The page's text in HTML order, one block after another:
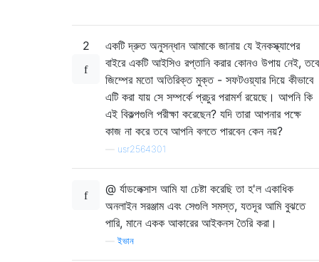
2
একটি দ্রুত অনুসন্ধান আমাকে জানায় যে ইনকস্ক্যাপের
বাইরে একটি আইসিও রপ্তানি করার কোনও উপায় নেই, তবে
জিম্পের মতো অতিরিক্ত মুক্ত - সফটওয়্যার দিয়ে কীভাবে
এটি করা যায় সে সম্পর্কে প্রচুর পরামর্শ রয়েছে। আপনি কি
এই বিকল্পগুলি পরীক্ষা করেছেন? যদি তারা আপনার পক্ষে
কাজ না করে তবে আপনি বলতে পারবেন কেন নয়?
usr2564301
@ র্যাডলেক্সাস আমি যা চেষ্টা করেছি তা হ'ল একাধিক
অনলাইন সরঞ্জাম এবং সেগুলি সমস্ত, যতদূর আমি বুঝতে
পারি, মানে একক আকারের আইকনস তৈরি করা।
—ইভান